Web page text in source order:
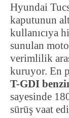
Hyundai
kaputunun
kullanıcıya
sunulan
verimlilik
kuruyor. En
T-GDI
sayesinde
sürüş vaat